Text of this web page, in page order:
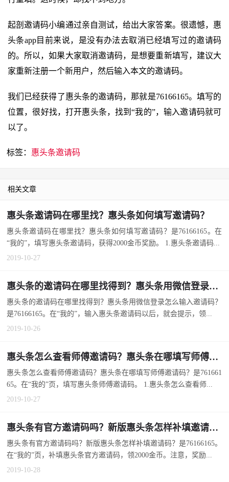
起剖邀请码小编通过亲自测试，给出大家答案。很遗憾，惠
头条app目前来说，是没有办法去取消已经填写过的邀请码
的。所以，如果大家取消邀请码，是想要重新填写，建议大
家重新注册一个新用户，然后输入本文的邀请码。
我们已经获得了惠头条的邀请码，那就是76166165。填写的
位置，很好找，打开惠头条，找到“我的”，输入邀请码就可
以了。
标签： 惠头条邀请码
相关文章
惠头条邀请码在哪里找？惠头条如何填写邀请码？
惠头条邀请码在哪里找？惠头条如何填写邀请码？是76166165。在
“我的”，填写惠头条邀请码，获得2000金币奖励。 1.惠头条邀请码...
2019-10-27
惠头条的邀请码在哪里找得到？惠头条用微信登录怎么输入邀请码？
惠头条的邀请码在哪里找得到？惠头条用微信登录怎么输入邀请码？
是76166165。在“我的”，输入惠头条邀请码以后，就会提示，领...
2019-10-26
惠头条怎么查看师傅邀请码？惠头条在哪填写师傅邀请码？
惠头条怎么查看师傅邀请码？惠头条在哪填写师傅邀请码？是761661
65。在“我的”页，填写惠头条师傅邀请码。 1.惠头条怎么查看师...
2019-10-27
惠头条有官方邀请码吗？新版惠头条怎样补填邀请码？
惠头条有官方邀请码吗？新版惠头条怎样补填邀请码？是76166165。
在“我的”页，补填惠头条官方邀请码，领2000金币。注意，奖励...
2019-10-28